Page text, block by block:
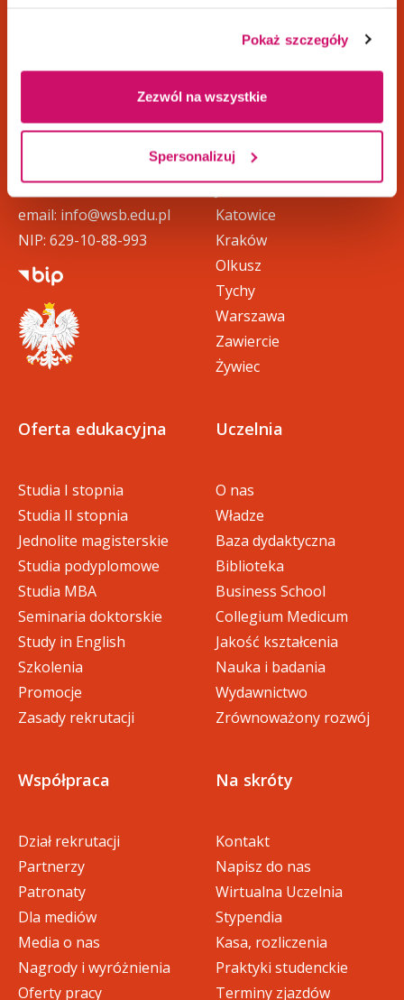
Pokaż szczegóły
Zezwól na wszystkie
Spersonalizuj
41-300 Dąbrowa
tel.+48 32 295 93 00
email: info@wsb.edu.pl
NIP: 629-10-88-993
Dąbrowa Górnicza
Gliwice
Jaworzno
Katowice
Kraków
Olkusz
Tychy
Warszawa
Zawiercie
Żywiec
Oferta edukacyjna
Studia I stopnia
Studia II stopnia
Jednolite magisterskie
Studia podyplomowe
Studia MBA
Seminaria doktorskie
Study in English
Szkolenia
Promocje
Zasady rekrutacji
Uczelnia
O nas
Władze
Baza dydaktyczna
Biblioteka
Business School
Collegium Medicum
Jakość kształcenia
Nauka i badania
Wydawnictwo
Zrównoważony rozwój
Współpraca
Dział rekrutacji
Partnerzy
Patronaty
Dla mediów
Media o nas
Nagrody i wyróżnienia
Oferty pracy
Na skróty
Kontakt
Napisz do nas
Wirtualna Uczelnia
Stypendia
Kasa, rozliczenia
Praktyki studenckie
Terminy zjazdów